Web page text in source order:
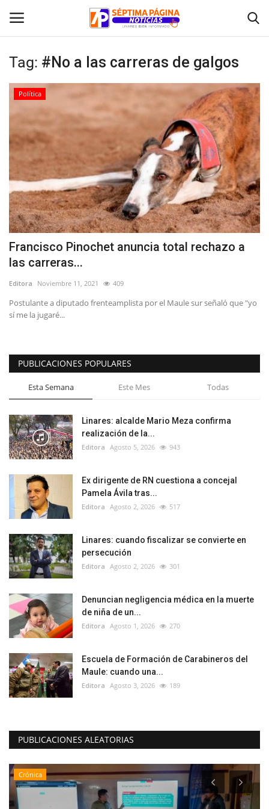
Inicio
Crónica
Policial
Tribunales
Deporte
Política
Espectáculos
Tag: #No a las carreras de galgos
Política
Francisco Pinochet anuncia total rechazo a
las carreras...
Editora Noviembre 11, 2021 409
Postulante a diputado frenteamplista por el Maule sur señaló que "yo
sí me la jugaré...
PUBLICACIONES POPULARES
Esta Semana Este Mes Todas
Linares: alcalde Mario Meza confirma
realización de la...
Editora Agosto 5, 2026 943
Ex dirigente de RN cuestiona a concejal
Pamela Ávila tras...
Editora Agosto 2, 2026 517
Linares: cuando fiscalizar se convierte en
persecución
Editora Agosto 2, 2026 301
Denuncian negligencia médica en la muerte
de niña de un...
Editora Agosto 1, 2026 270
Escuela de Formación de Carabineros del
Maule: cuando una...
Editora Agosto 3, 2026 189
PUBLICACIONES ALEATORIAS
Crónica